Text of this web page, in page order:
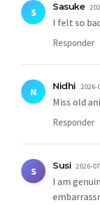
S Sasuke
I felt so
Responder
N Nidhi 2026-
Miss old
Responder
S Susi 2026-
I am